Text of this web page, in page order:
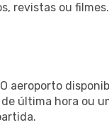
revistas ou filmes.
aeroporto
última hora ou